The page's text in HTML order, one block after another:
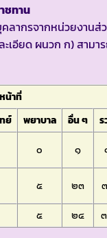
ชทาน
ลากรจากหน่วยงานส่
เอียด ผนวก ก) สามา
น้าที่
ย์ พยาบาล อื่น ๆ
๐ ๑
๕ ๒๓
๕ ๒๔